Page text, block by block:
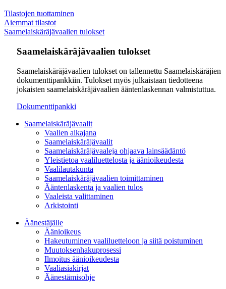
Tilastojen tuottaminen
Aiemmat tilastot
Saamelaiskäräjävaalien tulokset
Saamelaiskäräjävaalien tulokset
Saamelaiskäräjävaalien tulokset on tallennettu Saamelaiskäräjien
dokumenttipankkiin. Tulokset myös julkaistaan tiedotteena
jokaisten saamelaiskäräjävaalien ääntenlaskennan valmistuttua.
Dokumenttipankki
Saamelaiskäräjävaalit
Vaalien aikajana
Saamelaiskäräjävaalit
Saamelaiskäräjävaaleja ohjaava lainsäädäntö
Yleistietoa vaaliluettelosta ja äänioikeudesta
Vaalilautakunta
Saamelaiskäräjävaalien toimittaminen
Ääntenlaskenta ja vaalien tulos
Vaaleista valittaminen
Arkistointi
Äänestäjälle
Äänioikeus
Hakeutuminen vaaliluetteloon ja siitä poistuminen
Muutoksenhakuprosessi
Ilmoitus äänioikeudesta
Vaaliasiakirjat
Äänestämisohje